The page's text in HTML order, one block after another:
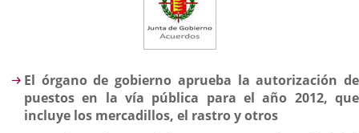
Descripción
El órgano de gobierno aprueba la autorización de
puestos en la vía pública para el año 2012, que
incluye los mercadillos, el rastro y otros